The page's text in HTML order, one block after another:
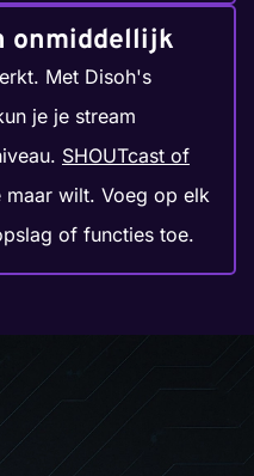
onmiddellijk
Met Disoh's
je je stream
SHOUTcast of
maar wilt. Voeg op elk
of functies toe.